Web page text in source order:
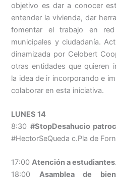
objetivo es dar a conocer
entender la vivienda, dar
fomentar el trabajo en
municipales y ciudadanía.
dinamizada por Celobert
otras entidades que quieren
la idea de ir incorporando e
colaborar en esta iniciativa.
LUNES 14
8:30 #StopDesahucio
#HectorSeQueda c.Pla de
17:00Atención a
18:00 Asamblea de